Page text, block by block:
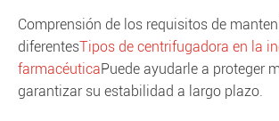
Comprensión de los requisitos de
diferentesTipos de centrifugadora en la
farmacéuticaPuede ayudarle a proteger
garantizar su estabilidad a largo plazo.